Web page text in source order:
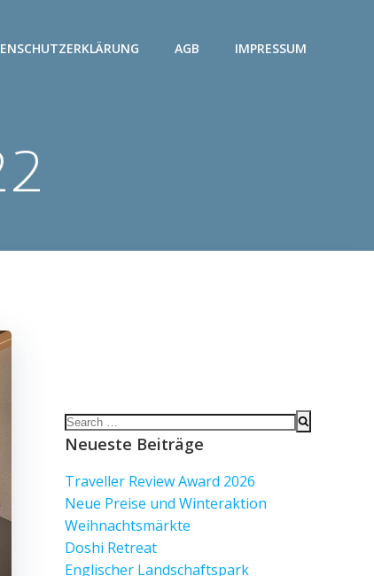
AGB IMPRESSUM
Search
for:
Neueste Beiträge
Traveller Review Award 2026
Neue Preise und Winteraktion
Weihnachtsmärkte
Doshi Retreat
Englischer Landschaftspark